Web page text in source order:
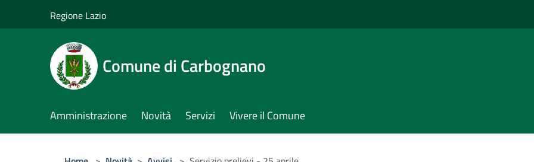
Regione Lazio
Comune di Carbognano
Amministrazione Novità Servizi Vivere il Comune